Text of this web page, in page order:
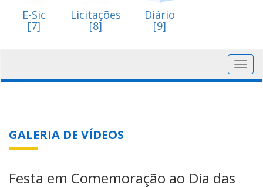
E-Sic
[7]
Licitações
[8]
Diário
[9]
GALERIA DE VÍDEOS
Festa em Comemoração ao Dia das